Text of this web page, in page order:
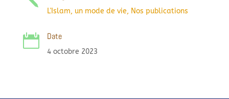
L'Islam, un mode de vie, Nos publications
 Date
4 octobre 2023